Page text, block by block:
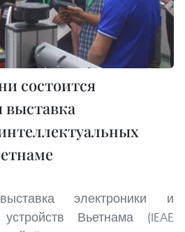
состоится
электроники и
устройств Вьетнама (IEAE